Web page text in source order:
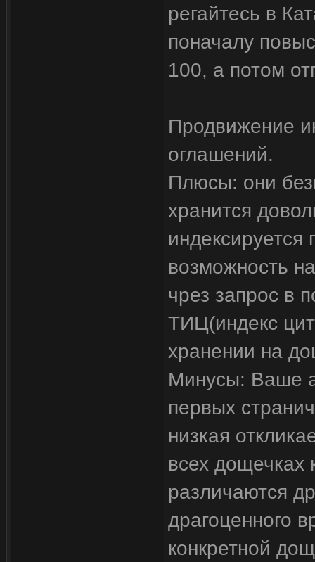
регайтесь в
поначалу
100, а потом
Продвижение
оглашений.
Плюсы: они
хранится
индексируется
возможность
чрез запрос в
ТИЦ(индекс
хранении на
Минусы: Ваше
первых
низкая
всех
различаются
драгоценного
конкретной